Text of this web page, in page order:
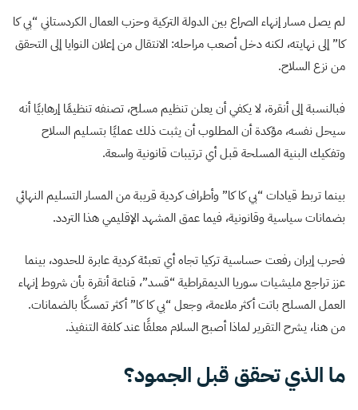
لم يصل مسار إنهاء الصراع بين الدولة التركية وحزب العمال الكردستاني “بي كا
كا” إلى نهايته، لكنه دخل أصعب مراحله: الانتقال من إعلان النوايا إلى التحقق
من نزع السلاح.
فبالنسبة إلى أنقرة، لا يكفي أن يعلن تنظيم مسلح، تصنفه تنظيمًا إرهابيًا أنه
سيحل نفسه، مؤكدة أن المطلوب أن يثبت ذلك عمليًا بتسليم السلاح
وتفكيك البنية المسلحة قبل أي ترتيبات قانونية واسعة.
بينما تربط قيادات “بي كا كا” وأطراف كردية قريبة من المسار التسليم النهائي
بضمانات سياسية وقانونية، فيما عمق المشهد الإقليمي هذا التردد.
فحرب إيران رفعت حساسية تركيا تجاه أي تعبئة كردية عابرة للحدود، بينما
عزز تراجع مليشيات سوريا الديمقراطية “قسد”، قناعة أنقرة بأن شروط إنهاء
العمل المسلح باتت أكثر ملاءمة، وجعل “بي كا كا” أكثر تمسكًا بالضمانات.
من هنا، يشرح التقرير لماذا أصبح السلام معلقًا عند كلفة التنفيذ.
ما الذي تحقق قبل الجمود؟